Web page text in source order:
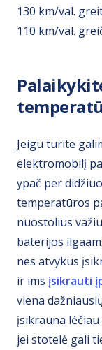
130 km/val.
110 km/val.
Jeigu turite
elektromobilį
ypač per
temperatūros
nuostolius
baterijos
nes atvykus
ir ims įsikrauti
viena
įsikrauna
jei stotelė gali